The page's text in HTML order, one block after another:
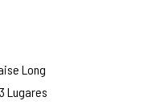
Long
Lugares